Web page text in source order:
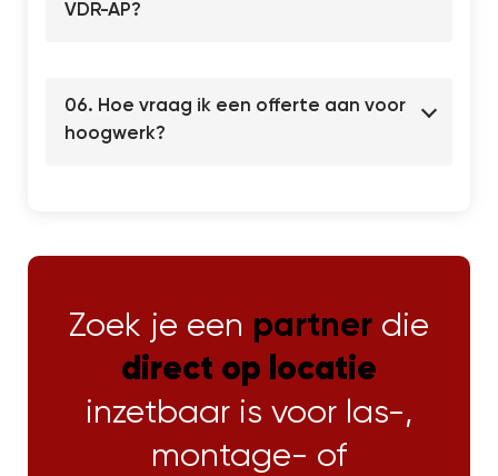
VDR-AP?
06. Hoe vraag ik een offerte aan voor
hoogwerk?
Zoek je een partner die
direct op locatie
inzetbaar is voor las-,
montage- of